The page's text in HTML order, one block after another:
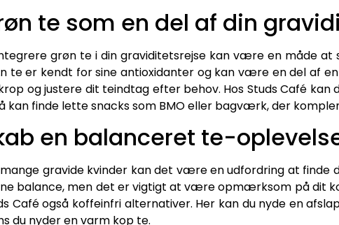
te som en del af din
grøn te i din graviditetsrejse kan være en måde at
te er kendt for sine antioxidanter og kan være en del af
og justere dit teindtag efter behov. Hos Studs Café
kan finde lette snacks som BMO eller bagværk, der
en balanceret te-
gravide kvinder kan det være en udfordring at
balance, men det er vigtigt at være opmærksom på dit
Café også koffeinfri alternativer. Her kan du nyde en
du nyder en varm kop te.